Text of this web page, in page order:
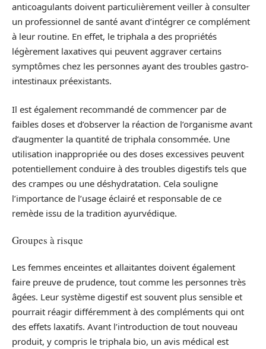
anticoagulants doivent particulièrement veiller à consulter
un professionnel de santé avant d’intégrer ce complément
à leur routine. En effet, le triphala a des propriétés
légèrement laxatives qui peuvent aggraver certains
symptômes chez les personnes ayant des troubles gastro-
intestinaux préexistants.
Il est également recommandé de commencer par de
faibles doses et d’observer la réaction de l’organisme avant
d’augmenter la quantité de triphala consommée. Une
utilisation inappropriée ou des doses excessives peuvent
potentiellement conduire à des troubles digestifs tels que
des crampes ou une déshydratation. Cela souligne
l’importance de l’usage éclairé et responsable de ce
remède issu de la tradition ayurvédique.
Groupes à risque
Les femmes enceintes et allaitantes doivent également
faire preuve de prudence, tout comme les personnes très
âgées. Leur système digestif est souvent plus sensible et
pourrait réagir différemment à des compléments qui ont
des effets laxatifs. Avant l’introduction de tout nouveau
produit, y compris le triphala bio, un avis médical est